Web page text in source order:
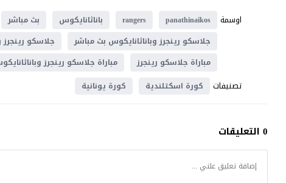
اوسمة
panathinaikos
rangers باناثانايكوس بث مباشر
جلاسكو رينجرز وباناثانايكوس بث مباشر
جلاسكو رينجرز
مباراة جلاسكو رينجرز
مباراة جلاسكو رينجرز
تصنيفات كورة اسكتلندية كورة يونانية
0 التعليقات